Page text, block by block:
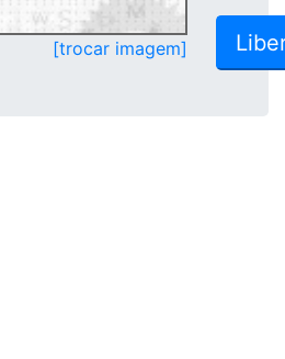
[trocar imagem]